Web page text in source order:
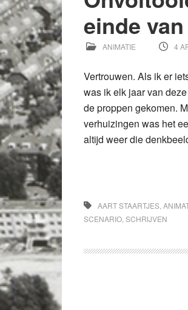
einde
ANIMATIE 4
Vertrouwen. Als ik er
was ik elk jaar van
de proppen gekomen.
verhuizingen was het
altijd weer die
AART STAARTJES
SCENARIO SCHRIJVEN